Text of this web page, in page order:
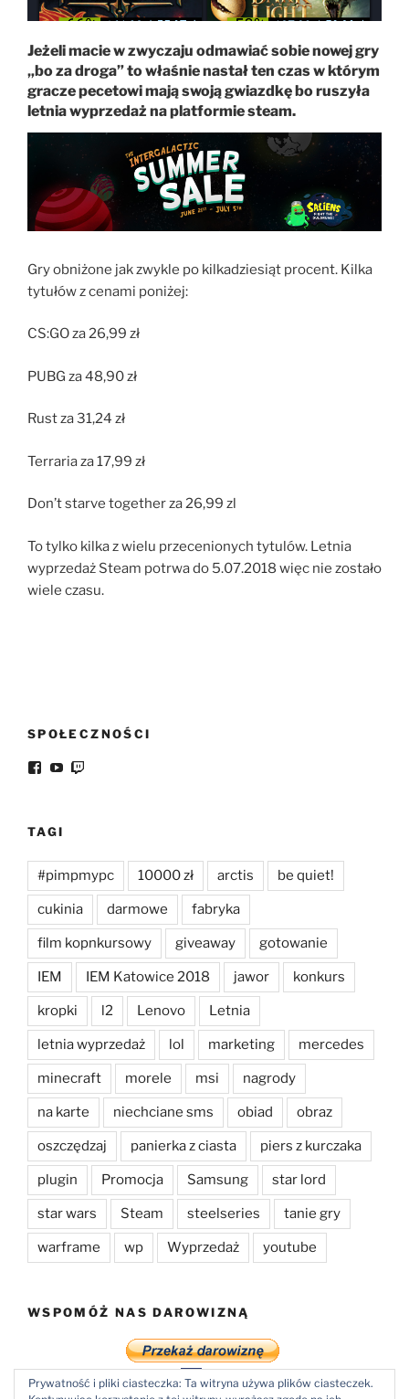
Jeżeli macie w zwyczaju odmawiać sobie nowej gry
„bo za droga” to właśnie nastał ten czas w którym
gracze pecetowi mają swoją gwiazdkę bo ruszyła
letnia wyprzedaż na platformie steam.
Gry obniżone jak zwykle po kilkadziesiąt procent. Kilka
tytułów z cenami poniżej:
CS:GO za 26,99 zł
PUBG za 48,90 zł
Rust za 31,24 zł
Terraria za 17,99 zł
Don’t starve together za 26,99 zl
To tylko kilka z wielu przecenionych tytulów. Letnia
wyprzedaż Steam potrwa do 5.07.2018 więc nie zostało
wiele czasu.
SPOŁECZNOŚCI
Facebook
YouTube
TAGI
#pimpmypc 10000 zł arctis be quiet!
cukinia darmowe fabryka
film kopnkursowy giveaway gotowanie
IEM IEM Katowice 2018 jawor konkurs
kropki l2 Lenovo Letnia
letnia wyprzedaż lol marketing mercedes
minecraft morele msi nagrody
na karte niechciane sms obiad obraz
oszczędzaj panierka z ciasta piers z kurczaka
plugin Promocja Samsung star lord
star wars Steam steelseries tanie gry
warframe wp Wyprzedaż youtube
WSPOMÓŻ NAS DAROWIZNĄ
Prywatność i pliki ciasteczka: Ta witryna używa plików ciasteczek.